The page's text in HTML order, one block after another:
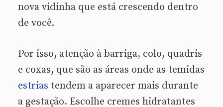
nova vidinha que está crescendo dentro
de você.
Por isso, atenção à barriga, colo, quadris
e coxas, que são as áreas onde as temidas
estrias tendem a aparecer mais durante
a gestação. Escolhe cremes hidratantes